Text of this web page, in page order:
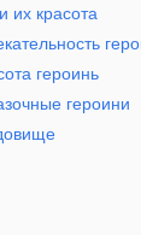
их красота
героинь
героини